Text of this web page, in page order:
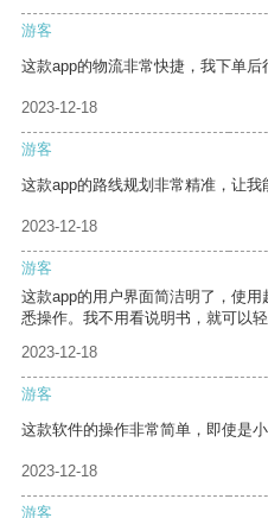
游客
这款app的物流非常快捷，我下单后
2023-12-18
游客
这款app的路线规划非常精准，让我
2023-12-18
游客
这款app的用户界面简洁明了，使
悉操作。我不用看说明书，就可以轻
2023-12-18
游客
这款软件的操作非常简单，即使是小
2023-12-18
游客